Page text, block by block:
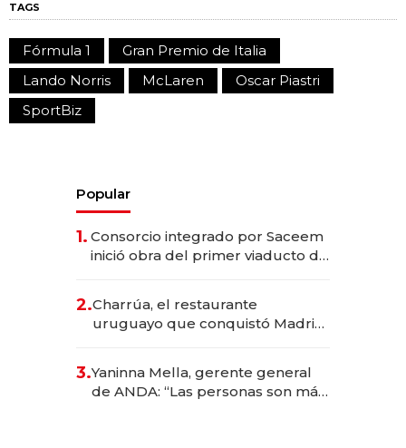
TAGS
Fórmula 1
Gran Premio de Italia
Lando Norris
McLaren
Oscar Piastri
SportBiz
Popular
1. Consorcio integrado por Saceem
inició obra del primer viaducto de
millones
2.Charrúa, el restaurante
uruguayo que conquistó Madrid:
anticipación y prepara apertura
3.Yaninna Mella, gerente general
de ANDA: “Las personas son más